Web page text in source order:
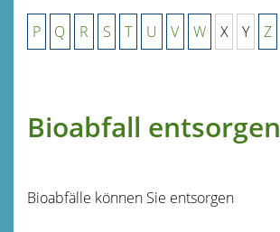
P Q R S T U V W X Y Z
Bioabfall entsorgen
Bioabfälle können Sie entsorgen